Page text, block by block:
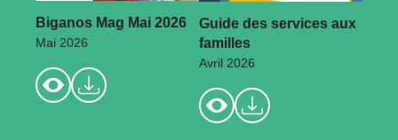
Biganos Mag Mai 2026
Mai 2026
Guide des services aux
familles
Avril 2026